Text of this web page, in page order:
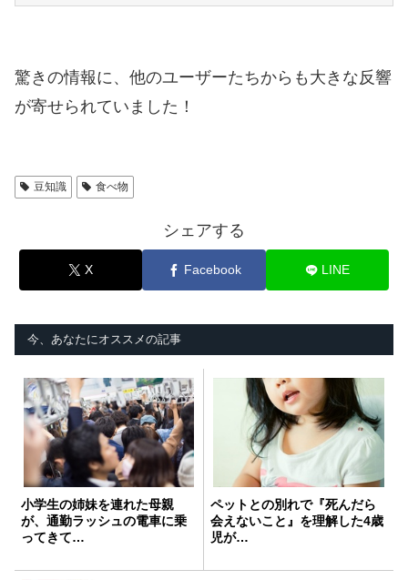
驚きの情報に、他のユーザーたちからも大きな反響
が寄せられていました！
豆知識 食べ物
シェアする
X Facebook LINE
今、あなたにオススメの記事
小学生の姉妹を連れた母親
が、通勤ラッシュの電車に乗
ってきて…
ペットとの別れで『死んだら
会えないこと』を理解した4歳
児が…